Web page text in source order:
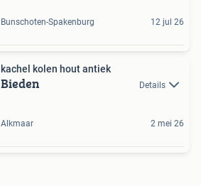
Bunschoten-Spakenburg 12 jul 26
kachel kolen hout antiek
Bieden Details
Alkmaar 2 mei 26